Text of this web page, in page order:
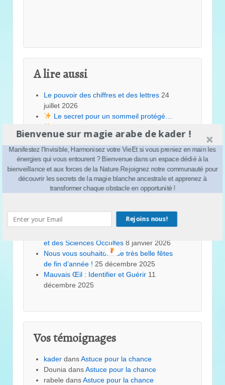
A lire aussi
Le pouvoir des chiffres et des lettres 24
juillet 2026
Le secret pour un sommeil protégé…
“Bulle de Sérénité et Protection du
Foyer” 25 juin 2026
Renaître au printemps 14 mai 2026
Alchimie de l’Âme 8 mai 2026
Au-delà de la pensée positive 3 mai 2026
“Lundi de Lumière : 3 Gestes Simples pour
les 3 types de visions selon la sagesse
ancienne
22 février 2026
et des Sciences Occultes 8 janvier 2026
Nous vous souhaitons de très belle fêtes
de fin d’année ! 25 décembre 2025
Mauvais Œil : Identifier et Guérir 11
décembre 2025
Vos témoignages
kader dansAstuce pour la chance
Dounia dansAstuce pour la chance
rabele dansAstuce pour la chance
Bienvenue sur magie arabe de kader !
Manifestez l'Invisible, Harmonisez votre VieEt si vous preniez en main les
énergies qui vous entourent ? Bienvenue dans un espace dédié à la
bienveillance et aux forces de la Nature.Rejoignez notre communauté pour
découvrir les secrets de la magie blanche ancestrale et apprenez à
transformer chaque obstacle en opportunité !
Rejoins nous!